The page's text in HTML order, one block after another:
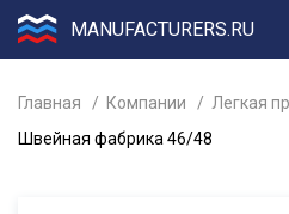
MANUFACTURERS.RU
Главная Компании
Легкая
Швейная фабрика 46/48